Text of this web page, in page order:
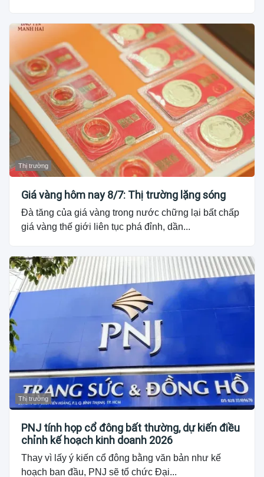
Thị trường
Giá vàng hôm nay 8/7: Thị trường lặng sóng
Đà tăng của giá vàng trong nước chững lại bất chấp
giá vàng thế giới liên tục phá đỉnh, dần...
Thị trường
PNJ tính họp cổ đông bất thường, dự kiến điều
chỉnh kế hoạch kinh doanh 2026
Thay vì lấy ý kiến cổ đông bằng văn bản như kế
hoạch ban đầu, PNJ sẽ tổ chức Đại...